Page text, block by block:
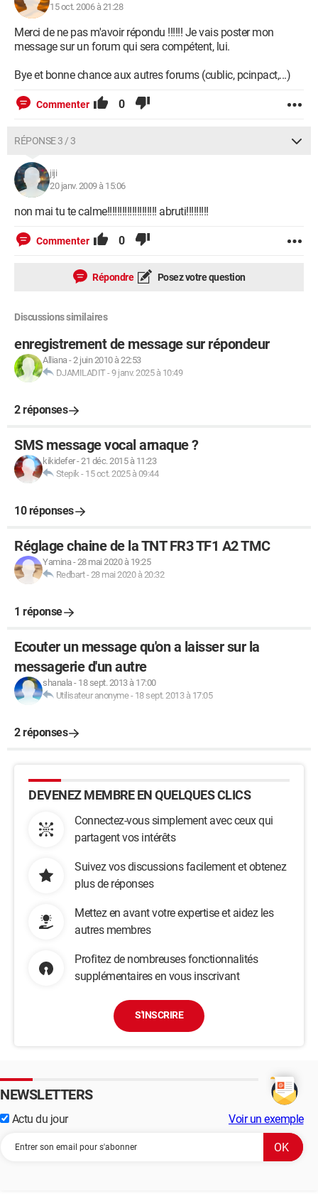
15 oct. 2006 à 21:28
Merci de ne pas m'avoir répondu !!!!!! Je vais poster mon
message sur un forum qui sera compétent, lui.
Bye et bonne chance aux autres forums (cublic, pcinpact,...)
Commenter 0
RÉPONSE 3 / 3
jiji
20 janv. 2009 à 15:06
non mai tu te calme!!!!!!!!!!!!!!!!!!!! abruti!!!!!!!!!
Commenter 0
Répondre Posez votre question
Discussions similaires
enregistrement de message sur répondeur
Alliana-2 juin 2010 à 22:53
DJAMILADIT-9 janv. 2025 à 10:49
2 réponses
SMS message vocal arnaque ?
kikidefer-21 déc. 2015 à 11:23
Stepik - 15 oct. 2025 à 09:44
10 réponses
Réglage chaine de la TNT FR3 TF1 A2 TMC
Yamina-28 mai 2020 à 19:25
Redbart-28 mai 2020 à 20:32
1 réponse
Ecouter un message qu'on a laisser sur la
messagerie d'un autre
shanala- 18 sept. 2013 à 17:00
Utilisateur anonyme- 18 sept. 2013 à 17:05
2 réponses
DEVENEZ MEMBRE EN QUELQUES CLICS
Connectez-vous simplement avec ceux qui
partagent vos intérêts
Suivez vos discussions facilement et obtenez
plus de réponses
Mettez en avant votre expertise et aidez les
autres membres
Profitez de nombreuses fonctionnalités
supplémentaires en vous inscrivant
S'INSCRIRE
NEWSLETTERS
Actu du jour Voir un exemple